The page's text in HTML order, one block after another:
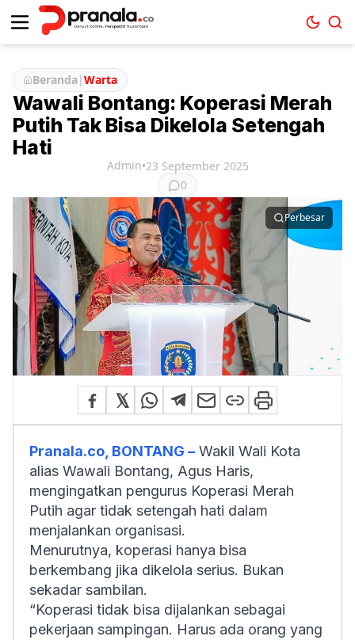
Beranda|Warta
Wawali Bontang: Koperasi Merah
Putih Tak Bisa Dikelola Setengah
Hati
Admin•23 September 2025
0
Perbesar
Pranala.co, BONTANG – Wakil Wali Kota
alias Wawali Bontang, Agus Haris,
mengingatkan pengurus Koperasi Merah
Putih agar tidak setengah hati dalam
menjalankan organisasi.
Menurutnya, koperasi hanya bisa
berkembang jika dikelola serius. Bukan
sekadar sambilan.
“Koperasi tidak bisa dijalankan sebagai
pekerjaan sampingan. Harus ada orang yang